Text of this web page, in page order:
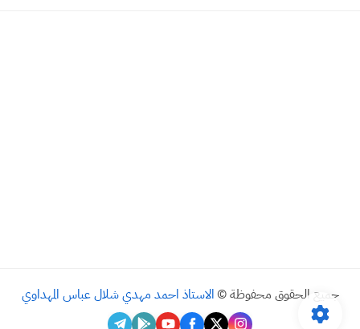
جميع الحقوق محفوظة © الاستاذ احمد مهدي شلال عباس المهداوي